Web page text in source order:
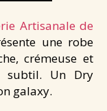
Artisanale de
une robe
crémeuse et
subtil. Un Dry
galaxy.